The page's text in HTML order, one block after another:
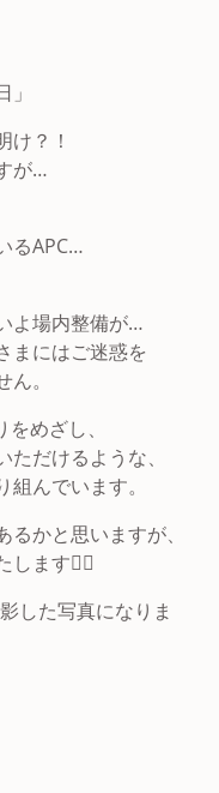
け？！
が…
るAPC…
よ場内整備が…
まにはご迷惑を
。
めざし、
だけるような、
んでいます。
かと思いますが、
します🙇‍♂️
した写真になりま